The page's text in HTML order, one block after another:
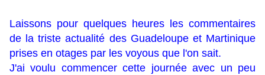
Laissons pour quelques heures les commentaires
de la triste actualité des Guadeloupe et Martinique
prises en otages par les voyous que l'on sait.
J'ai voulu commencer cette journée avec un peu